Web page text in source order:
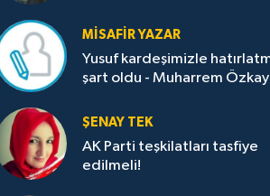
MISAFIR YAZAR
Yusuf kardeşimizle
şart oldu - Muharrem
ŞENAY TEK
AK Parti teşkilatları tasfiye
edilmeli!